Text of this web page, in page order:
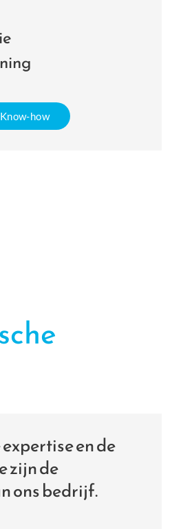
how
en de
zijn de
ons bedrijf.